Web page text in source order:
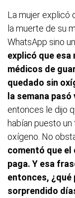
La mujer explicó
la muerte de su
WhatsApp sino
explicó que esa
médicos de
quedado sin
la semana
entonces le dijo
habían puesto
oxígeno. No
comentó que el
paga. Y esa
entonces, ¿qué
sorprendido